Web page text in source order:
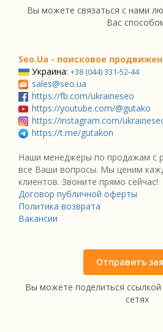
Вы можете связаться с нами
Вас
Seo.Ua - поисковое
Украина: +38 (044) 331-52-44
sales@seo.ua
https://fb.com/ukraineseo
https://youtube.com/@gutako
https://instagram.com/
https://t.me/gutakon
Наши менеджеры по продажам с
все Ваши вопросы. Мы ценим
клиентов. Звоните прямо сейчас!
Договор публичной оферты
Политика возврата
Вакансии
Отправить
Вы можете поделиться ссылкой
сетях